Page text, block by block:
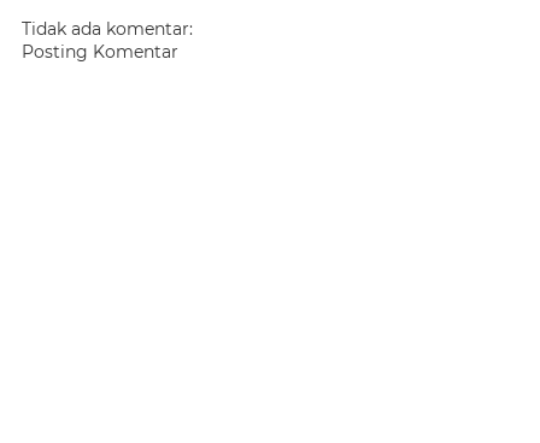
Tidak ada komentar:
Posting Komentar